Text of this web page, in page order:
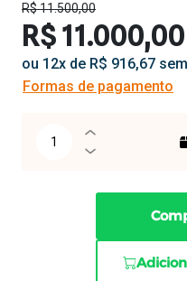
R$ 11.500,00
R$ 11.000,00
ou 12x de R$ 916,67
Formas de pagamento